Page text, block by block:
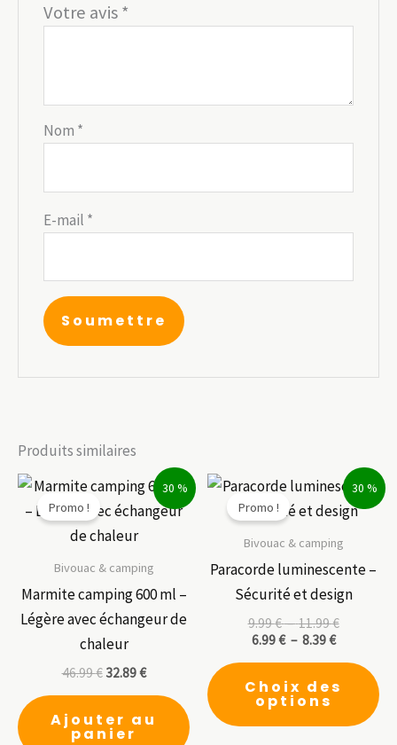
Votre avis*
Nom *
E-mail *
Produits similaires
30 %
Promo !
Bivouac & camping
Marmite camping 600 ml –
Légère avec échangeur de
chaleur
46.99€ 32.89€
Ajouter au
panier
30 %
Promo !
Bivouac & camping
Paracorde luminescente –
Sécurité et design
9.99€–11.99€Plage
9.99 €
à
11.99 €
6.99€ – 8.39€Plage
6.99 €
8.39 €
Choix des
options